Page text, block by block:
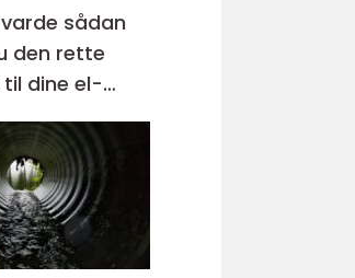
sådan
den rette
dine el-